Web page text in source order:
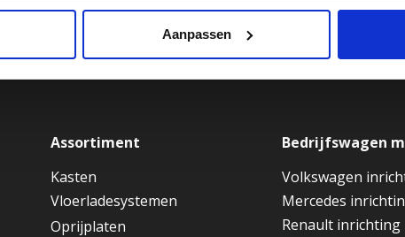
Aanpassen
Assortiment
Kasten
Vloerladesystemen
Oprijplaten
Bedrijfswagen
Volkswagen
Mercedes
Renault inrichting